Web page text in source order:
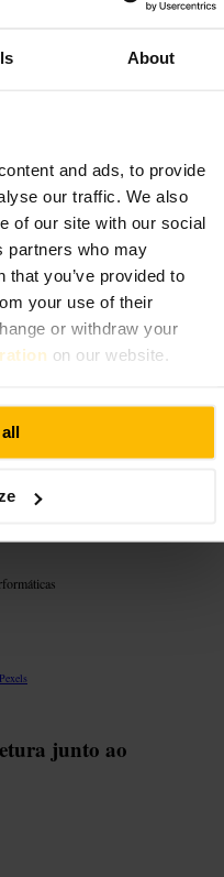
About
and ads, to provide
our traffic. We also
of our site with our social
partners who may
that you’ve provided to
your use of their
or withdraw your
on our website.
com conhecimento
e actividades
exposta ao tempo, enquanto
com lembranças e opções
sentados.
para peças
a exposição e a loja antes da
porque parte do público fica
Reino Unido
junto ao